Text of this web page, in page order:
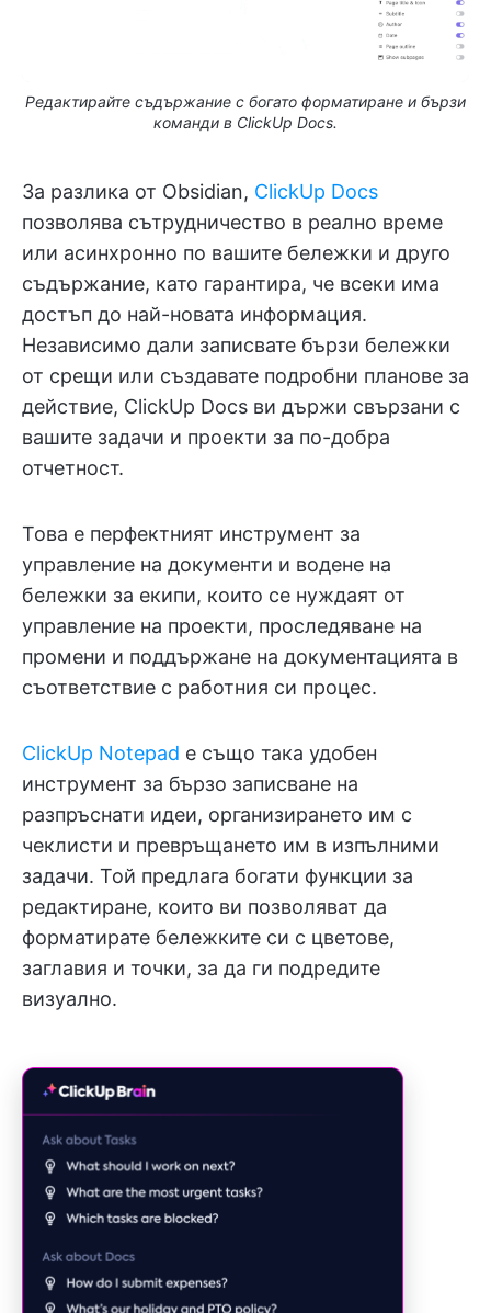
Редактирайте съдържание с богато форматиране и бързи
команди в ClickUp Docs.
За разлика от Obsidian, ClickUp Docs
позволява сътрудничество в реално време
или асинхронно по вашите бележки и друго
съдържание, като гарантира, че всеки има
достъп до най-новата информация.
Независимо дали записвате бързи бележки
от срещи или създавате подробни планове за
действие, ClickUp Docs ви държи свързани с
вашите задачи и проекти за по-добра
отчетност.
Това е перфектният инструмент за
управление на документи и водене на
бележки за екипи, които се нуждаят от
управление на проекти, проследяване на
промени и поддържане на документацията в
съответствие с работния си процес.
ClickUp Notepad е също така удобен
инструмент за бързо записване на
разпръснати идеи, организирането им с
чеклисти и превръщането им в изпълними
задачи. Той предлага богати функции за
редактиране, които ви позволяват да
форматирате бележките си с цветове,
заглавия и точки, за да ги подредите
визуално.